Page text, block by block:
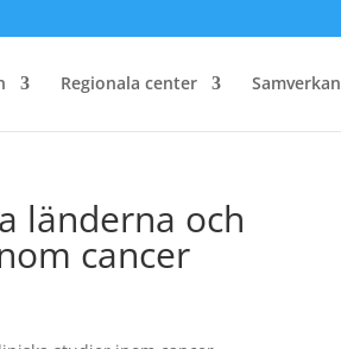
Regionala center Samverkan
länderna och
cancer